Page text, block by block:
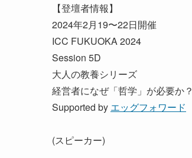
【登壇者情報】
2024年2月19〜22日開催
ICC FUKUOKA 2024
Session 5D
大人の教養シリーズ
経営者になぜ「哲学」が必要か？
Supported by エッグフォワード
(スピーカー)